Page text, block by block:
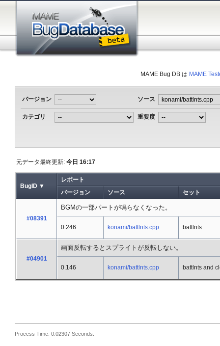
MAME Bug DB は MAME
バージョン ソース
カテゴリ 重要度
元データ最終更新: 今日 16:17
BugID ▼
レポート
バージョン
ソース セット
#08391
BGMの一部パートが鳴らなくなった。
0.246 konami/battlnts.cpp battlnts
#04901
画面反転するとスプライトが反転しない。
0.146 konami/battlnts.cpp battlnts and
Process Time: 0.02307 Seconds.